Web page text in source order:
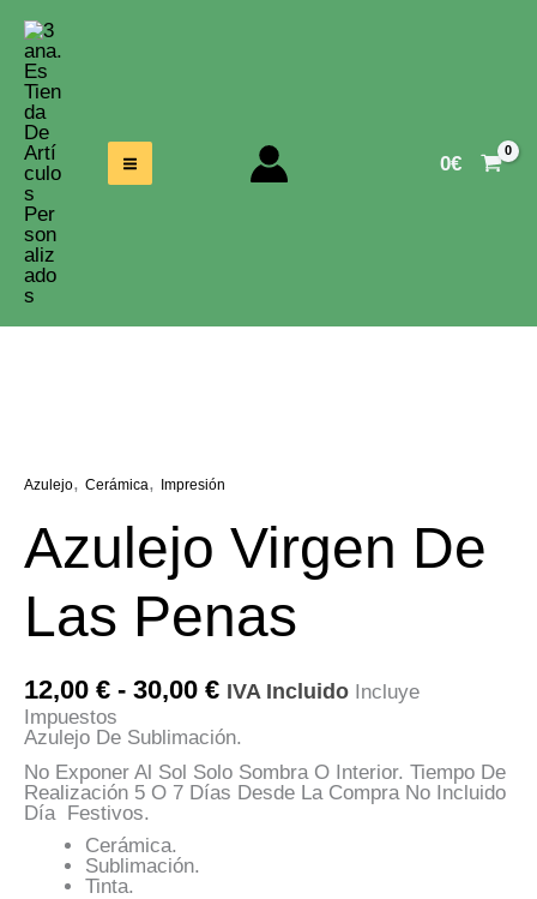
Contenido
0€
Azulejo, Cerámica, Impresión
Azulejo Virgen De
Las Penas
12,00 € - 30,00 €Rango
De
Precios:
Desde
12,00 €
Hasta
IVA Incluido Incluye
Impuestos
Azulejo De Sublimación.
No Exponer Al Sol Solo Sombra O Interior. Tiempo De
Realización 5 O 7 Días Desde La Compra No Incluido
Día Festivos.
Cerámica.
Sublimación.
Tinta.